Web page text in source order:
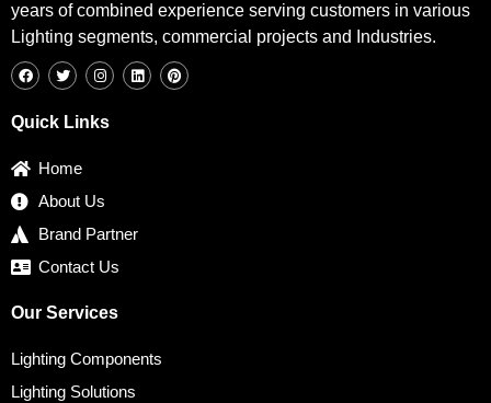
years of combined experience serving customers in various
Lighting segments, commercial projects and Industries.
a
c
o
w
i
t
e
n
s
g
i
n
i
n
Quick Links
Home
About Us
Brand Partner
Contact Us
Our Services
Lighting Components
Lighting Solutions